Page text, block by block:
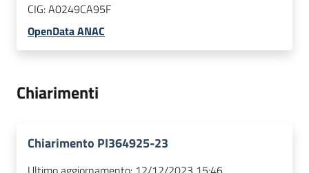
CIG:A0249CA95F
OpenData ANAC
Chiarimenti
Chiarimento PI364925-23